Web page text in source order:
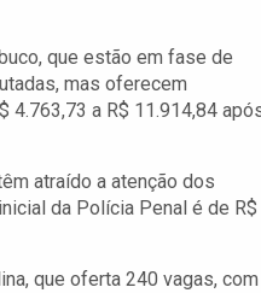
que estão em fase de
mas oferecem
a R$ 11.914,84
atraído a atenção dos
da Polícia Penal é de R$
que oferta 240 vagas, com